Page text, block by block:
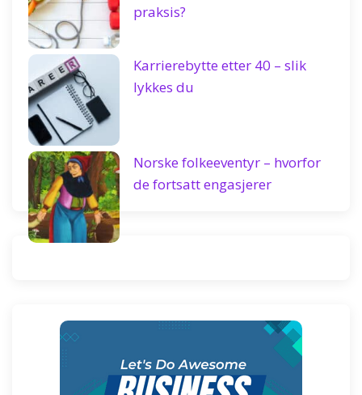
praksis?
Karrierebytte etter 40 – slik
lykkes du
Norske folkeeventyr – hvorfor
de fortsatt engasjerer